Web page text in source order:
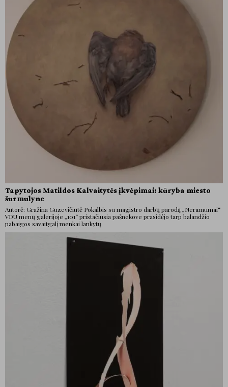
Tapytojos Matildos Kalvaitytės įkvėpimai: kūryba miesto
šurmulyne
Autorė: Gražina Guzevičiūtė Pokalbis su magistro darbų parodą „Neramumai“
VDU menų galerijoje „101“ pristačiusia pašnekove prasidėjo tarp balandžio
pabaigos savaitgalį menkai lankytų